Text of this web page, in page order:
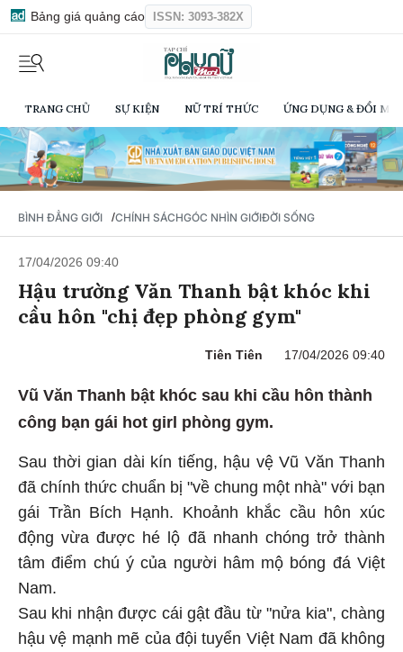
Bảng giá quảng cáo ISSN: 3093-382X
TRANG CHỦ SỰ KIỆN NỮ TRÍ THỨC ỨNG DỤNG & ĐỔI
BÌNH ĐẲNG GIỚI /CHÍNH SÁCHGÓC NHÌN GIỚIĐỜI SỐNG
17/04/2026 09:40
Hậu trường Văn Thanh bật khóc khi
cầu hôn "chị đẹp phòng gym"
Tiên Tiên 17/04/2026 09:40
Vũ Văn Thanh bật khóc sau khi cầu hôn thành
công bạn gái hot girl phòng gym.
Sau thời gian dài kín tiếng, hậu vệ Vũ Văn Thanh
đã chính thức chuẩn bị "về chung một nhà" với bạn
gái Trần Bích Hạnh. Khoảnh khắc cầu hôn xúc
động vừa được hé lộ đã nhanh chóng trở thành
tâm điểm chú ý của người hâm mộ bóng đá Việt
Nam.
Sau khi nhận được cái gật đầu từ "nửa kia", chàng
hậu vệ mạnh mẽ của đội tuyển Việt Nam đã không